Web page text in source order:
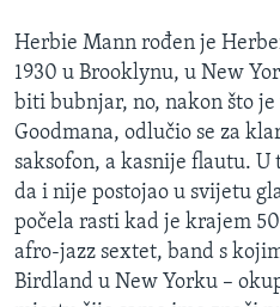
PRATITE NAS
Jezici
Herbie Mann rođen je
1930 u Brooklynu, u New
biti bubnjar, no, nakon što
Goodmana, odlučio se za
saksofon, a kasnije flautu.
da i nije postojao u svijetu
počela rasti kad je krajem
afro-jazz sextet, band s
Birdland u New Yorku –